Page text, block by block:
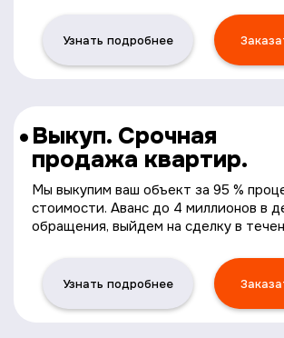
Узнать подробнее
Выкуп. Срочная
продажа квартир.
Мы выкупим ваш объект за 95 %
стоимости. Аванс до 4 миллионов в
обращения, выйдем на сделку в
Узнать подробнее